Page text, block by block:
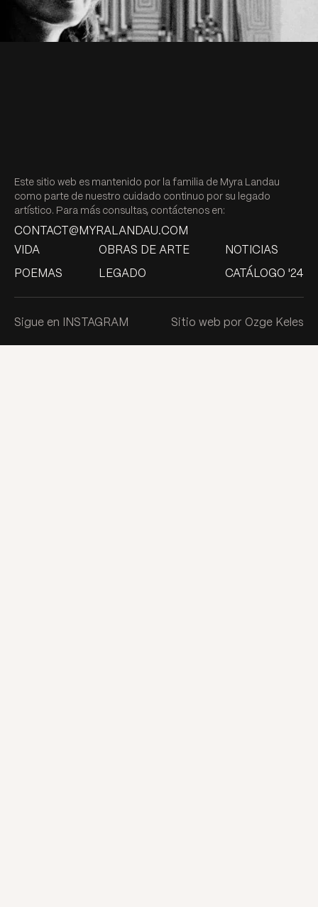
Este sitio web es mantenido por la familia de Myra Landau
como parte de nuestro cuidado continuo por su legado
artístico. Para más consultas, contáctenos en:
CONTACT@MYRALANDAU.COM
VIDA
OBRAS DE ARTE NOTICIAS
POEMAS LEGADO CATÁLOGO '24
Sigue en INSTAGRAM Sitio web por Ozge Keles